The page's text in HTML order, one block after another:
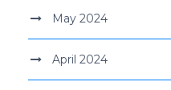
May 2024
April 2024